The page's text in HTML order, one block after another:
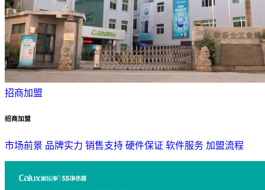
招商加盟
招商加盟
市场前景 品牌实力 销售支持 硬件保证 软件服务 加盟流程